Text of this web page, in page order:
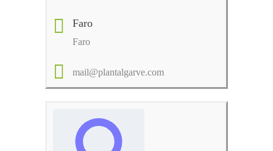
Faro
Faro
mail@plantalgarve.com